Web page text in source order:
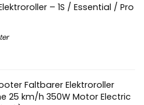
– 1S / Essential / Pro
Faltbarer Elektroroller
25 km/h 350W Motor Electric